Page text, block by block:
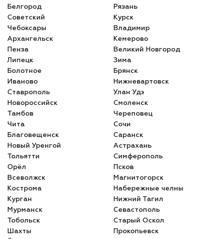
Белгород
Рязань
Советский
Курск
Чебоксары
Владимир
Архангельск
Кемерово
Пенза
Великий Новгород
Липецк
Зима
Болотное
Брянск
Иваново
Нижневартовск
Ставрополь
Улан Удэ
Новороссийск
Смоленск
Тамбов
Череповец
Чита
Сочи
Благовещенск
Саранск
Новый Уренгой
Астрахань
Тольятти
Симферополь
Орёл
Псков
Всеволжск
Магнитогорск
Кострома
Набережные челны
Курган
Нижний Тагил
Мурманск
Севастополь
Тобольск
Старый Оскол
Шахты
Прокопьевск